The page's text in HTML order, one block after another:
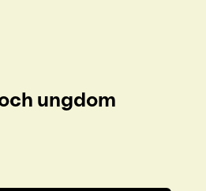
ungdom